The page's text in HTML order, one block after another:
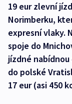
19 eur zlevní
Norimberku,
expresní vlaky.
spoje do
jízdné
do polské
17 eur (asi 450